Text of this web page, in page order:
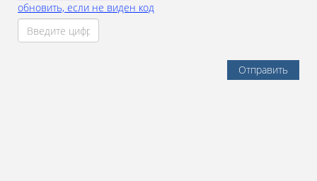
обновить, если не виден код
Отправить